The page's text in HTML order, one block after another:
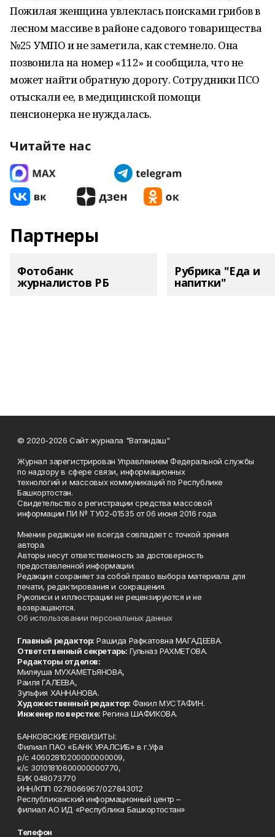
Пожилая женщина увлеклась поисками грибов в
лесном массиве в районе садового товарищества
№25 УМПО и не заметила, как стемнело. Она
позвонила на номер «112» и сообщила, что не
может найти обратную дорогу. Сотрудники ПСО
отыскали ее, в медицинской помощи
пенсионерка не нуждалась.
Читайте нас
Партнеры
Фотобанк
журналистов РБ
Рубрика "Еда и
напитки"
© 2020-2026 Сайт журнала "Ватандаш"
Журнал зарегистрирован Управлением Федеральной службы
по надзору в сфере связи, информационных
технологий и массовых коммуникаций по Республике
Башкортостан.
Свидетельство о регистрации средства массовой
информации ПИ № ТУ02-01535 от 06 июня 2016 года.
Мнение редакции не всегда совпадает с точкой зрения
автора.
Авторы несут ответственность за достоверность
предоставленной информации.
Редакция сохраняет за собой право выбора материала для
печати, редактирования и сокращения.
Рукописи и иллюстрации не рецензируются и не
возвращаются.
Об использовании персональных данных
Главный редактор: Рашида Рафкатовна МАГАДЕЕВА.
Ответственный секретарь: Гульназ РАХМЕТОВА.
Редакторы отделов:
Миляуша МУХАМЕТЬЯНОВА,
Раиля ГАЛЕЕВА,
Зульфия ХАННАНОВА.
Художественный редактор: Факил МУСТАФИН.
Инженер по верстке: Регина ШАФИКОВА.
БАНКОВСКИЕ РЕКВИЗИТЫ:
Филиал ПАО «БАНК УРАЛСИБ» в г.Уфа
р/с 40602810200000000009,
к/с 30101810600000000770,
БИК 048073770
ИНН/КПП 0278066967/027843012
Республиканский информационный центр –
филиал АО ИД «Республика Башкортостан»
Телефон